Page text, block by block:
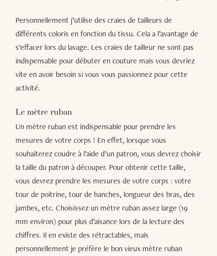
Personnellement j’utilise des craies de tailleurs de
différents coloris en fonction du tissu. Cela a l’avantage de
s’effacer lors du lavage. Les craies de tailleur ne sont pas
indispensable pour débuter en couture mais vous devriez
vite en avoir besoin si vous vous passionnez pour cette
activité.
Le mètre ruban
Un mètre ruban est indispensable pour prendre les
mesures de votre corps ! En effet, lorsque vous
souhaiterez coudre à l’aide d’un patron, vous devrez choisir
la taille du patron à découper. Pour obtenir cette taille,
vous devrez prendre les mesures de votre corps : votre
tour de poitrine, tour de hanches, longueur des bras, des
jambes, etc. Choisissez un mètre ruban assez large (19
mm environ) pour plus d’aisance lors de la lecture des
chiffres. Il en existe des rétractables, mais
personnellement je préfère le bon vieux mètre ruban